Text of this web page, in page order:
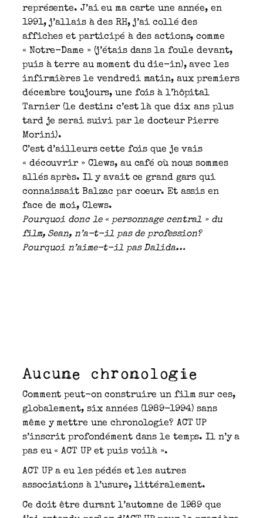
représente. J’ai eu ma carte une année, en
1991, j’allais à des RH, j’ai collé des
affiches et participé à des actions, comme
« Notre-Dame » (j’étais dans la foule devant,
puis à terre au moment du die-in), avec les
infirmières le vendredi matin, aux premiers
décembre toujours, une fois à l’hôpital
Tarnier (le destin: c’est là que dix ans plus
tard je serai suivi par le docteur Pierre
Morini).
C’est d’ailleurs cette fois que je vais
« découvrir » Clews, au café où nous sommes
allés après. Il y avait ce grand gars qui
connaissait Balzac par coeur. Et assis en
face de moi, Clews.
Pourquoi donc le « personnage central » du
film, Sean, n’a-t-il pas de profession?
Pourquoi n’aime-t-il pas Dalida…
Aucune chronologie
Comment peut-on construire un film sur ces,
globalement, six années (1989-1994) sans
même y mettre une chronologie? ACT UP
s’inscrit profondément dans le temps. Il n’y a
pas eu « ACT UP et puis voilà ».
ACT UP a eu les pédés et les autres
associations à l’usure, littéralement.
Ce doit être durant l’automne de 1989 que